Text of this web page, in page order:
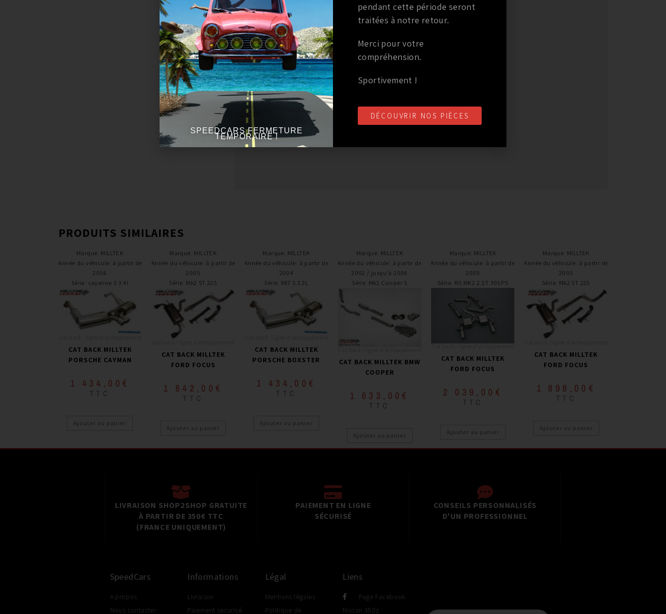
PRODUITS SIMILAIRES
Marque: MILLTEK
Année du véhicule: à partir de
2006
Série: cayenne S 3.4l
CAT BACK MILLTEK
PORSCHE CAYMAN
1 434,00 €
TTC
Ajouter au panier
Marque: MILLTEK
Année du véhicule: à partir de
2005
Série: Mk2 ST 225
CAT BACK MILLTEK
FORD FOCUS
1 842,00 €
TTC
Ajouter au panier
Marque: MILLTEK
Année du véhicule: à partir de
2004
Série:987 S 3.2L
CAT BACK MILLTEK
PORSCHE BOXSTER
1 434,00 €
TTC
Ajouter au panier
Marque: MILLTEK
Année du véhicule: à partir de
2002 / jusqu'à 2006
Série: Mk1 Cooper S
CAT BACK MILLTEK BMW
COOPER
1 633,00 €
TTC
Ajouter au panier
Marque: MILLTEK
Année du véhicule: à partir de
2009
Série: RS MK2 2.5T 305PS
Cat back / ligne d'echappement
CAT BACK MILLTEK
FORD FOCUS
2 039,00 €
TTC
Ajouter au panier
Marque: MILLTEK
Année du véhicule: à partir de
2005
Série: Mk2 ST 225
CAT BACK MILLTEK
FORD FOCUS
1 898,00 €
TTC
Ajouter au panier
LIVRAISON SHOP2SHOP GRATUITE
À PARTIR DE 350€ TTC
(FRANCE UNIQUEMENT)
PAIEMENT EN LIGNE
SÉCURISÉ
CONSEILS PERSONNALISÉS
D'UN PROFESSIONNEL
SpeedCars
A propos
Nous contacter
Informations
Livraison
Paiement sécurisé
Légal
Mentions légales
Politique de
Liens
Page Facebook
Nissan 350z
SPEEDCARS FERMETURE
TEMPORAIRE !
pendant cette période seront
traitées à notre retour.
Merci pour votre
compréhension.
Sportivement !
DÉCOUVRIR NOS PIÈCES